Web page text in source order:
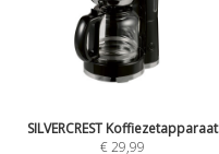
SILVERCREST Koffiezetapparaat
€ 29,99